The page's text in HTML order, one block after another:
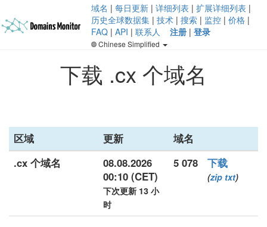
域名 | 每日更新 | 详细列表 | 扩展详细列表 |
历史全球数据集 | 技术 | 搜索 | 监控 | 价格 |
FAQ | API | 联系人 注册 | 登录
Chinese Simplified
下载 .cx 个域名
区域 更新
域名
.cx 个域名
08.08.2026
00:10 (CET)
下次更新 13 小
时
5 078 下载
(zip txt)